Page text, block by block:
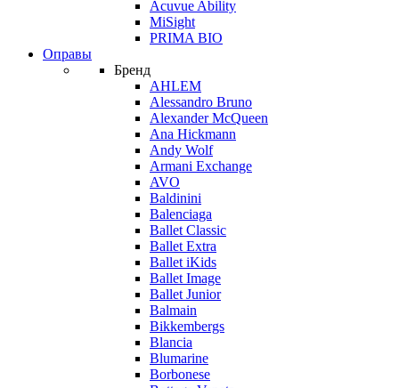
Acuvue Ability
MiSight
PRIMA BIO
Оправы
Бренд
AHLEM
Alessandro Bruno
Alexander McQueen
Ana Hickmann
Andy Wolf
Armani Exchange
AVO
Baldinini
Balenciaga
Ballet Classic
Ballet Extra
Ballet iKids
Ballet Image
Ballet Junior
Balmain
Bikkembergs
Blancia
Blumarine
Borbonese